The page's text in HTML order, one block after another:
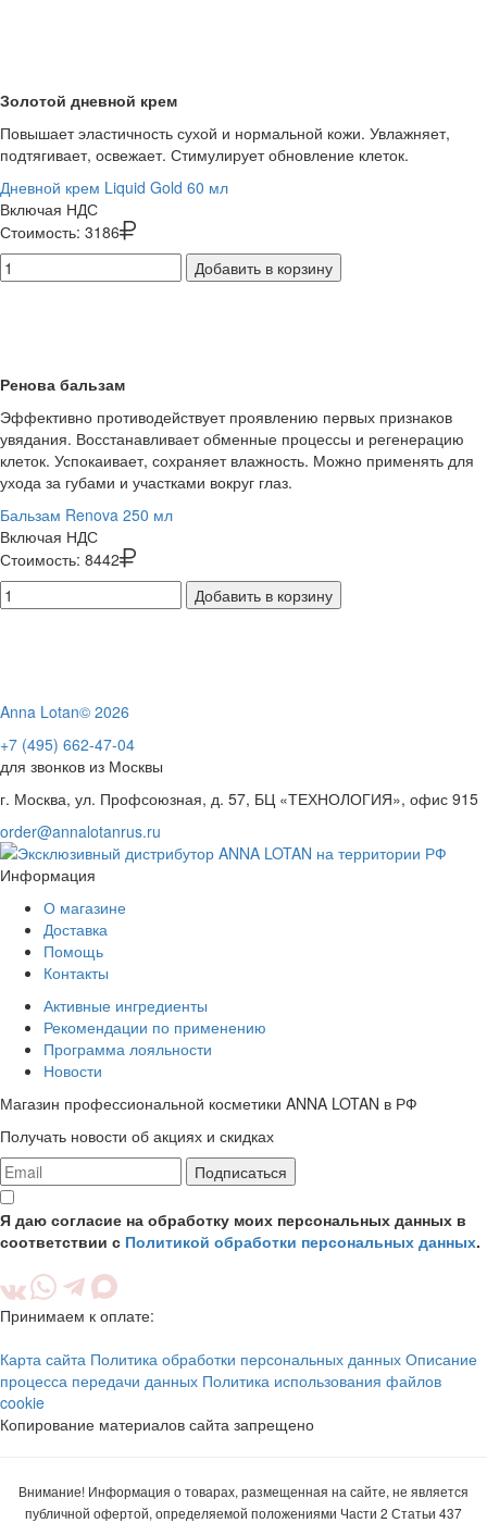
Золотой дневной крем
Повышает эластичность сухой и нормальной кожи. Увлажняет,
подтягивает, освежает. Стимулирует обновление клеток.
Дневной крем Liquid Gold 60 мл
Включая НДС
Стоимость: 3186
Добавить в корзину
Ренова бальзам
Эффективно противодействует проявлению первых признаков
увядания. Восстанавливает обменные процессы и регенерацию
клеток. Успокаивает, сохраняет влажность. Можно применять для
ухода за губами и участками вокруг глаз.
Бальзам Renova 250 мл
Включая НДС
Стоимость: 8442
Добавить в корзину
Anna Lotan© 2026
+7 (495) 662-47-04
для звонков из Москвы
г. Москва, ул. Профсоюзная, д. 57, БЦ «ТЕХНОЛОГИЯ», офис 915
order@annalotanrus.ru
Информация
О магазине
Доставка
Помощь
Контакты
Активные ингредиенты
Рекомендации по применению
Программа лояльности
Новости
Магазин профессиональной косметики ANNA LOTAN в РФ
Получать новости об акциях и скидках
Подписаться
Я даю согласие на обработку моих персональных данных в
соответствии с Политикой обработки персональных данных.
Принимаем к оплате:
Карта сайта Политика обработки персональных данных Описание
процесса передачи данных Политика использования файлов
cookie
Копирование материалов сайта запрещено
Внимание! Информация о товарах, размещенная на сайте, не является
публичной офертой, определяемой положениями Части 2 Статьи 437